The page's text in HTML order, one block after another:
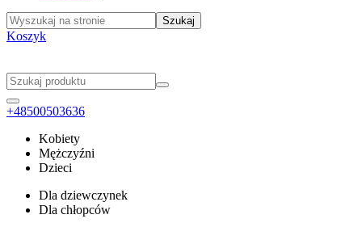
Koszyk
+48500503636
Kobiety
Mężczyźni
Dzieci
Dla dziewczynek
Dla chłopców